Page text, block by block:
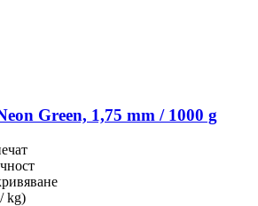
Green, 1,75 mm / 1000 g
kg)